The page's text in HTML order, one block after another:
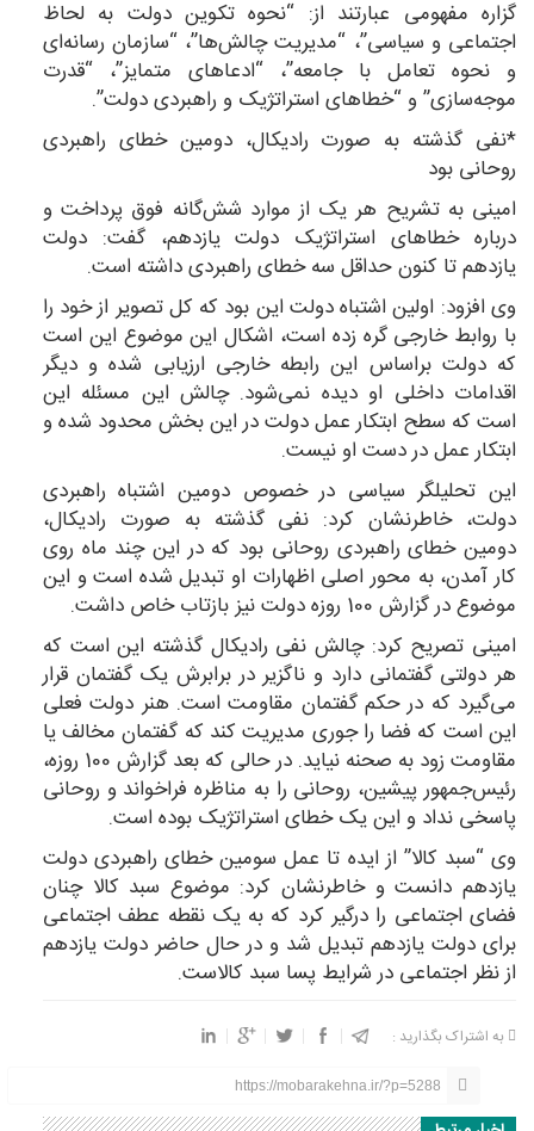
گزاره مفهومی عبارتند از: “نحوه تکوین دولت به لحاظ
اجتماعی و سیاسی”، “مدیریت چالش‌ها”، “سازمان رسانه‌ای
و نحوه تعامل با جامعه”، “ادعاهای متمایز”، “قدرت
موجه‌سازی” و “خطاهای استراتژیک و راهبردی دولت”.
*نفی گذشته به صورت رادیکال، دومین خطای راهبردی
روحانی بود
امینی به تشریح هر یک از موارد شش‌گانه فوق پرداخت و
درباره خطاهای استراتژیک دولت یازدهم، گفت: دولت
یازدهم تا کنون حداقل سه خطای راهبردی داشته است.
وی افزود: اولین اشتباه دولت این بود که کل تصویر از خود را
با روابط خارجی گره زده است، اشکال این موضوع این است
که دولت براساس این رابطه خارجی ارزیابی شده و دیگر
اقدامات داخلی او دیده نمی‌شود. چالش این مسئله این
است که سطح ابتکار عمل دولت در این بخش محدود شده و
ابتکار عمل در دست او نیست.
این تحلیلگر سیاسی در خصوص دومین اشتباه راهبردی
دولت، خاطرنشان کرد: نفی گذشته به صورت رادیکال،
دومین خطای راهبردی روحانی بود که در این چند ماه روی
کار آمدن، به محور اصلی اظهارات او تبدیل شده است و این
موضوع در گزارش 100 روزه دولت نیز بازتاب خاص داشت.
امینی تصریح کرد: چالش نفی رادیکال گذشته این است که
هر دولتی گفتمانی دارد و ناگزیر در برابرش یک گفتمان قرار
می‌گیرد که در حکم گفتمان مقاومت است. هنر دولت فعلی
این است که فضا را جوری مدیریت کند که گفتمان مخالف یا
مقاومت زود به صحنه نیاید. در حالی که بعد گزارش 100 روزه،
رئیس‌جمهور پیشین، روحانی را به مناظره فراخواند و روحانی
پاسخی نداد و این یک خطای استراتژیک بوده است.
وی “سبد کالا” از ایده تا عمل سومین خطای راهبردی دولت
یازدهم دانست و خاطرنشان کرد: موضوع سبد کالا چنان
فضای اجتماعی را درگیر کرد که به یک نقطه عطف اجتماعی
برای دولت یازدهم تبدیل شد و در حال حاضر دولت یازدهم
از نظر اجتماعی در شرایط پسا سبد کالاست.
به اشتراک بگذارید :
https://mobarakehna.ir/?p=5288